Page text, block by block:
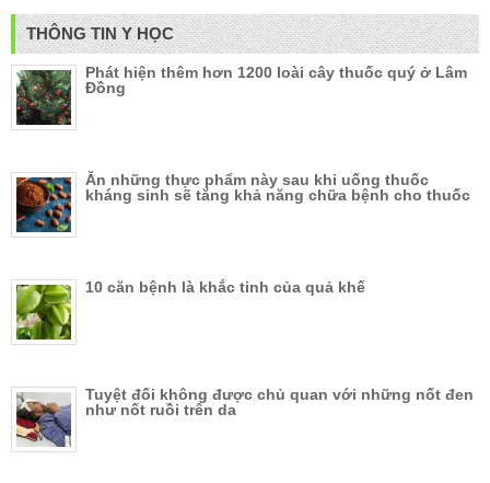
THÔNG TIN Y HỌC
Phát hiện thêm hơn 1200 loài cây thuốc quý ở Lâm
Đồng
Ăn những thực phẩm này sau khi uống thuốc
kháng sinh sẽ tăng khả năng chữa bệnh cho thuốc
10 căn bệnh là khắc tinh của quả khế
Tuyệt đối không được chủ quan với những nốt đen
như nốt ruồi trên da